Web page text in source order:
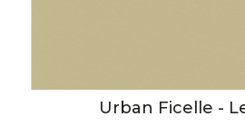
Urban Ficelle -